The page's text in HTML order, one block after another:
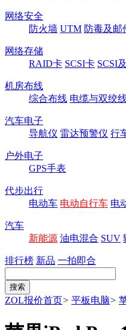
网络安全
防火墙 UTM 防毒及邮
网络存储
RAID卡 SCSI卡 SCSI
机房布线
综合布线 电缆与双绞
汽车电子
导航仪 雷达预警仪 行
户外电子
GPS手表
代步出行
电动车 电动自行车 电
汽车
新能源 油电混合 SUV
排行榜 新品 一拍即合
ZOL报价首页> 平板电脑>